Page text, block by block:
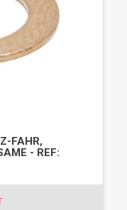
FAHR,
- REF: